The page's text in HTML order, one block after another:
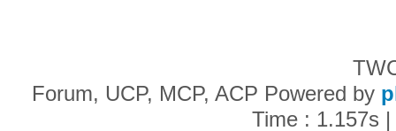
Forum, UCP, MCP, ACP Powered by
Time : 1.157s